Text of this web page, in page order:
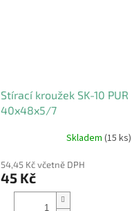
Stírací kroužek SK-10 PUR
40x48x5/7
Skladem(15 ks)
54,45 Kč včetně DPH
45 Kč